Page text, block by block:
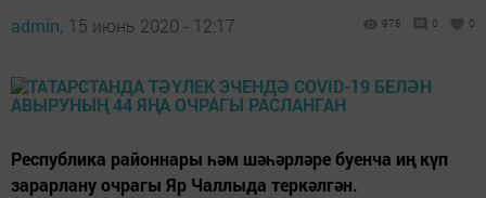
admin, 15 июнь 2020 - 12:17 978 0 0
Республика районнары һәм шәһәрләре буенча иң күп
зарарлану очрагы Яр Чаллыда теркәлгән.